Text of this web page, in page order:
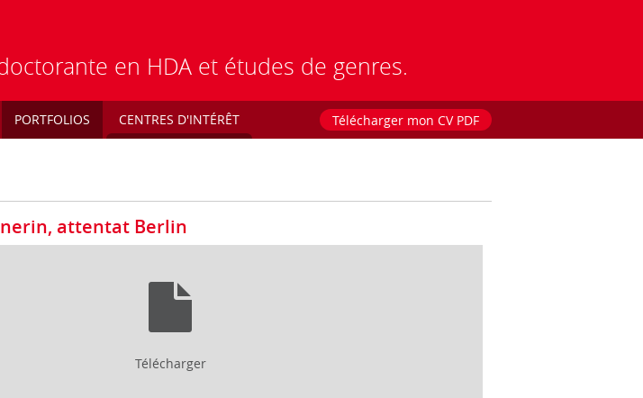
en HDA et études de genres.
PORTFOLIOS CENTRES D'INTÉRÊT Télécharger mon CV PDF
attentat Berlin
Télécharger